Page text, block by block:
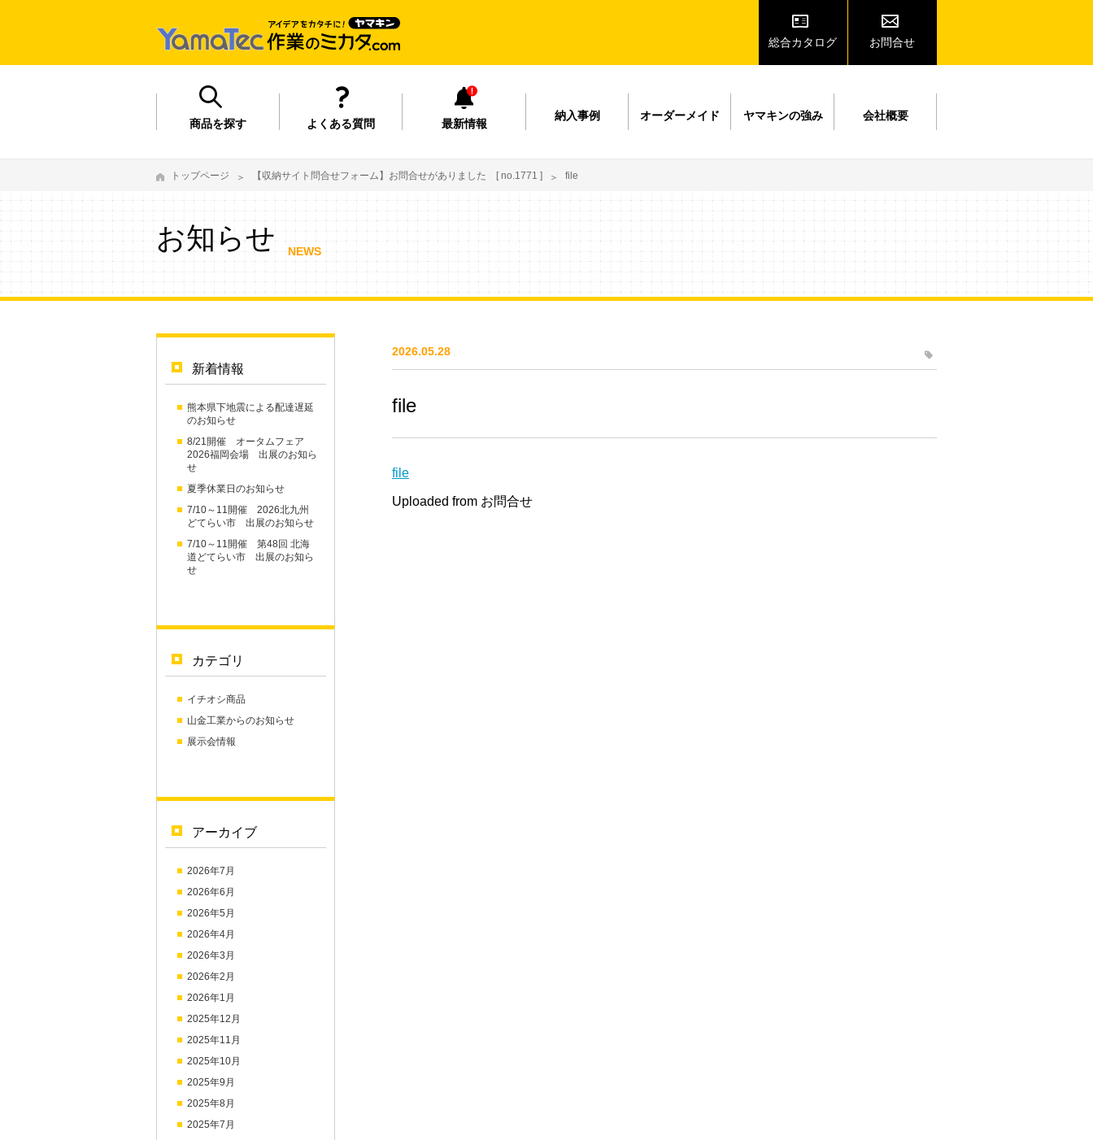
総合カタログ お問合せ
商品を探す よくある質問 最新情報
納入事例 オーダーメイド ヤマキンの強み 会社概要
トップページ 【収納サイト問合せフォーム】お問合せがありました [ no.1771 ] file
お知らせ NEWS
新着情報
熊本県下地震による配達遅延
のお知らせ
8/21開催 オータムフェア
2026福岡会場 出展のお知ら
せ
夏季休業日のお知らせ
7/10～11開催 2026北九州
どてらい市 出展のお知らせ
7/10～11開催 第48回 北海
道どてらい市 出展のお知ら
せ
カテゴリ
イチオシ商品
山金工業からのお知らせ
展示会情報
アーカイブ
2026年7月
2026年6月
2026年5月
2026年4月
2026年3月
2026年2月
2026年1月
2025年12月
2025年11月
2025年10月
2025年9月
2025年8月
2025年7月
2026.05.28
file
file
Uploaded from お問合せ